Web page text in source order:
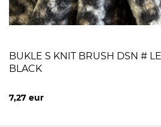
BUKLE S KNIT BRUSH DSN #
BLACK
7,27 eur